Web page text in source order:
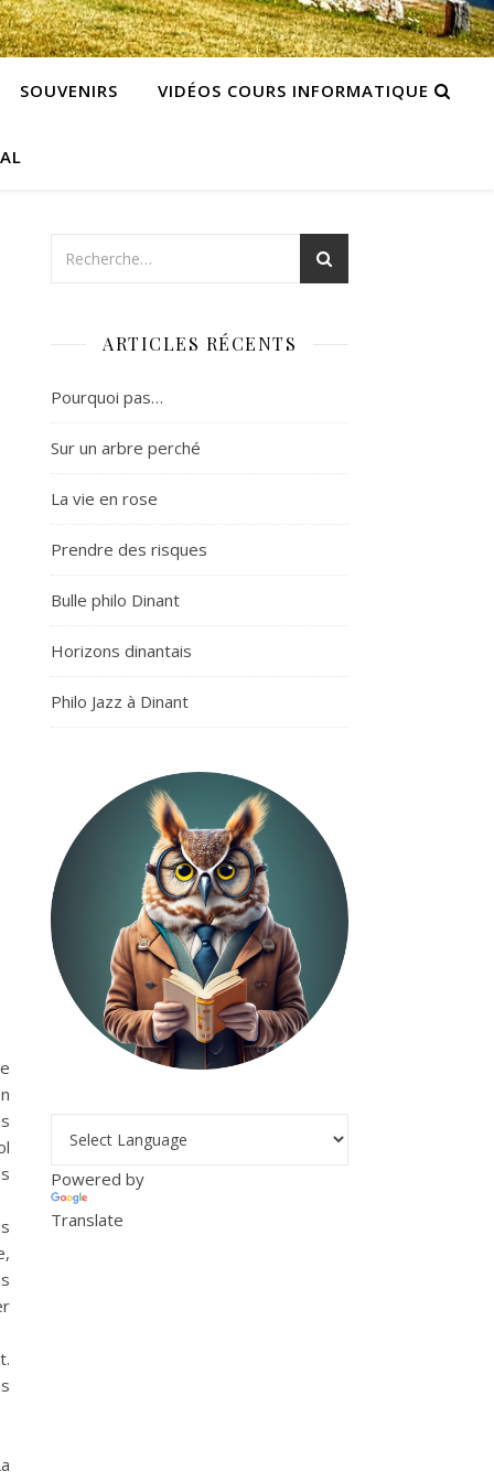
SOUVENIRS VIDÉOS COURS INFORMATIQUE
ARTICLES RÉCENTS
Pourquoi pas…
Sur un arbre perché
La vie en rose
Prendre des risques
Bulle philo Dinant
Horizons dinantais
Philo Jazz à Dinant
Powered by
Translate